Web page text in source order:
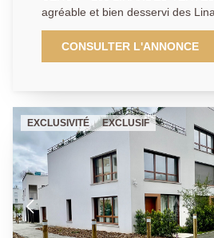
15/04, l'eau froide et l'eau
parties communes, ainsi que des
agréable et bien desservi des
découvrez ce grand appartement
89,23 m², idéal pour accueillir
un investissement locatif attractif.
pour partager des moments
comprend trois chambres
bureau aménagé, une salle de
rangement supplémentaire. Un box
compléter ce bien. Pour les
écoles, parcs et commerces est
Pour les investisseurs, sa
offrent un fort potentiel. Une
CONSULTER L'ANNONCE
EXCLUSIVITÉ EXCLUSIF